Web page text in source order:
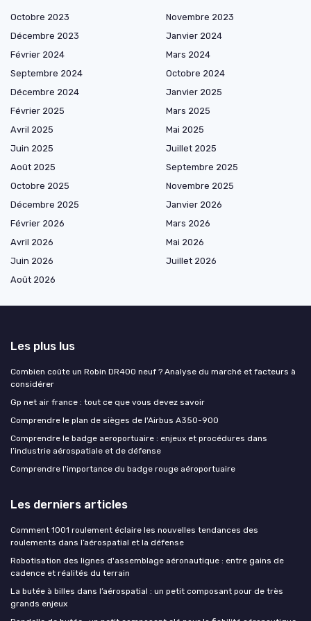
Octobre 2023
Novembre 2023
Décembre 2023
Janvier 2024
Février 2024
Mars 2024
Septembre 2024
Octobre 2024
Décembre 2024
Janvier 2025
Février 2025
Mars 2025
Avril 2025
Mai 2025
Juin 2025
Juillet 2025
Août 2025
Septembre 2025
Octobre 2025
Novembre 2025
Décembre 2025
Janvier 2026
Février 2026
Mars 2026
Avril 2026
Mai 2026
Juin 2026
Juillet 2026
Août 2026
Les plus lus
Combien coûte un Robin DR400 neuf ? Analyse du marché et facteurs à
considérer
Gp net air france : tout ce que vous devez savoir
Comprendre le plan de sièges de l'Airbus A350-900
Comprendre le badge aeroportuaire : enjeux et procédures dans
l’industrie aérospatiale et de défense
Comprendre l'importance du badge rouge aéroportuaire
Les derniers articles
Comment 1001 roulement éclaire les nouvelles tendances des
roulements dans l’aérospatial et la défense
Robotisation des lignes d'assemblage aéronautique : entre gains de
cadence et réalités du terrain
La butée à billes dans l’aérospatial : un petit composant pour de très
grands enjeux